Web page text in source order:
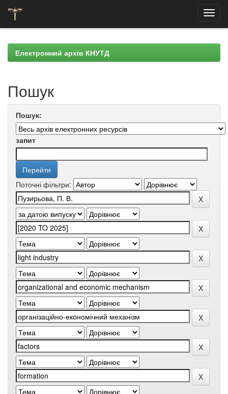
navigationЕлектронний архів КНУТД
Пошук
Пошук:
запит
Поточні фільтри: